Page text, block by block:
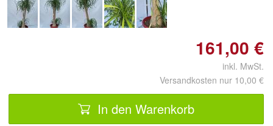
161,00 €
inkl. MwSt.
Versandkosten nur 10,00 €
In den Warenkorb